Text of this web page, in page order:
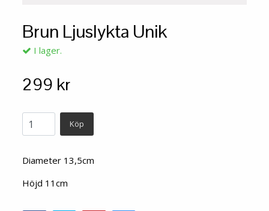
Brun Ljuslykta Unik
I lager.
299 kr
Köp
Diameter 13,5cm
Höjd 11cm